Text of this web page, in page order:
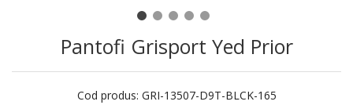
Pantofi Grisport Yed Prior
Cod produs: GRI-13507-D9T-BLCK-165